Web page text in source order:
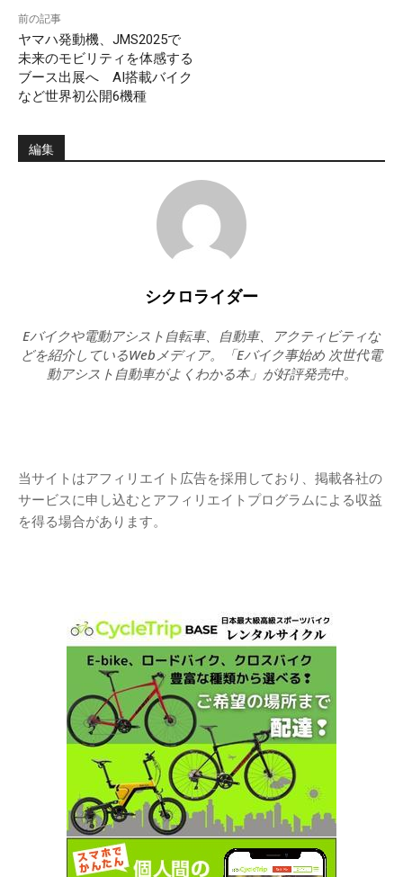
前の記事
ヤマハ発動機、JMS2025で
未来のモビリティを体感する
ブース出展へ AI搭載バイク
など世界初公開6機種
編集
シクロライダー
Eバイクや電動アシスト自転車、自動車、アクティビティな
どを紹介しているWebメディア。「Eバイク事始め 次世代電
動アシスト自動車がよくわかる本」が好評発売中。
当サイトはアフィリエイト広告を採用しており、掲載各社の
サービスに申し込むとアフィリエイトプログラムによる収益
を得る場合があります。